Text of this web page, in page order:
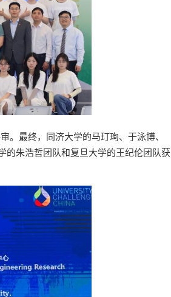
。最终，同济大学的马玎珣、于泳博、
的朱浩哲团队和复旦大学的王纪伦团队获